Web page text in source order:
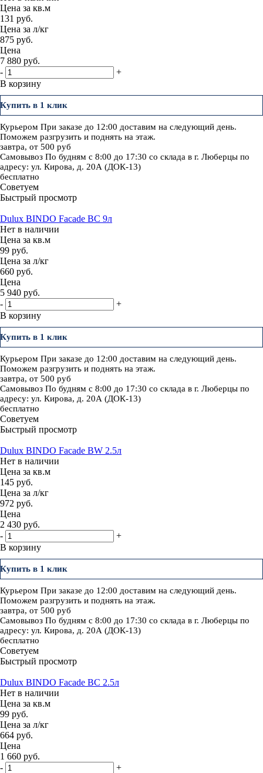
Цена за кв.м
131 руб.
Цена за л/кг
875 руб.
Цена
7 880 руб.
-
+
В корзину
Купить в 1 клик
Курьером При заказе до 12:00 доставим на следующий день.
Поможем разгрузить и поднять на этаж.
завтра, от 500 руб
Самовывоз По будням с 8:00 до 17:30 со склада в г. Люберцы по
адресу: ул. Кирова, д. 20А (ДОК-13)
бесплатно
Советуем
Быстрый просмотр
Dulux BINDO Facade BC 9л
Нет в наличии
Цена за кв.м
99 руб.
Цена за л/кг
660 руб.
Цена
5 940 руб.
-
+
В корзину
Купить в 1 клик
Курьером При заказе до 12:00 доставим на следующий день.
Поможем разгрузить и поднять на этаж.
завтра, от 500 руб
Самовывоз По будням с 8:00 до 17:30 со склада в г. Люберцы по
адресу: ул. Кирова, д. 20А (ДОК-13)
бесплатно
Советуем
Быстрый просмотр
Dulux BINDO Facade BW 2.5л
Нет в наличии
Цена за кв.м
145 руб.
Цена за л/кг
972 руб.
Цена
2 430 руб.
-
+
В корзину
Купить в 1 клик
Курьером При заказе до 12:00 доставим на следующий день.
Поможем разгрузить и поднять на этаж.
завтра, от 500 руб
Самовывоз По будням с 8:00 до 17:30 со склада в г. Люберцы по
адресу: ул. Кирова, д. 20А (ДОК-13)
бесплатно
Советуем
Быстрый просмотр
Dulux BINDO Facade BC 2.5л
Нет в наличии
Цена за кв.м
99 руб.
Цена за л/кг
664 руб.
Цена
1 660 руб.
-
+